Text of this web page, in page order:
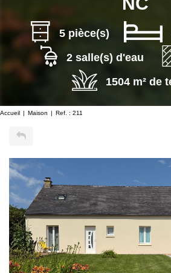
5 pièce(s)
2 salle(s) d'eau
1504 m² de
Accueil Maison Ref. : 211